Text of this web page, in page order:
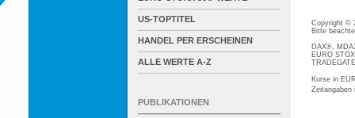
Copyright ©
Bitte
DAX®,
EURO
Kurse in
Zeitangaben
US-TOPTITEL
HANDEL PER ERSCHEINEN
ALLE WERTE A-Z
PUBLIKATIONEN